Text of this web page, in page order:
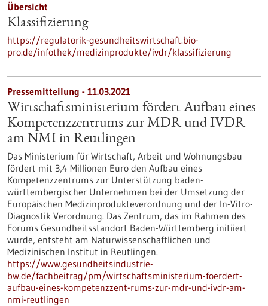
Übersicht
Klassifizierung
https://regulatorik-gesundheitswirtschaft.bio-
pro.de/infothek/medizinprodukte/ivdr/klassifizierung
Pressemitteilung - 11.03.2021
Wirtschaftsministerium fördert Aufbau eines
Kompetenzzentrums zur MDR und IVDR
am NMI in Reutlingen
Das Ministerium für Wirtschaft, Arbeit und Wohnungsbau
fördert mit 3,4 Millionen Euro den Aufbau eines
Kompetenzzentrums zur Unterstützung baden-
württembergischer Unternehmen bei der Umsetzung der
Europäischen Medizinprodukteverordnung und der In-Vitro-
Diagnostik Verordnung. Das Zentrum, das im Rahmen des
Forums Gesundheitsstandort Baden-Württemberg initiiert
wurde, entsteht am Naturwissenschaftlichen und
Medizinischen Institut in Reutlingen.
https://www.gesundheitsindustrie-
bw.de/fachbeitrag/pm/wirtschaftsministerium-foerdert-
aufbau-eines-kompetenzzent-rums-zur-mdr-und-ivdr-am-
nmi-reutlingen